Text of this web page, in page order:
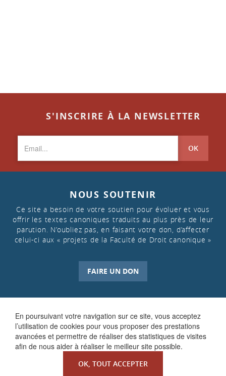
En poursuivant votre navigation sur ce site, vous acceptez
l’utilisation de cookies pour vous proposer des prestations
avancées et permettre de réaliser des statistiques de visites
afin de nous aider à réaliser le meilleur site possible.
OK, TOUT ACCEPTER
S'INSCRIRE À LA NEWSLETTER
OK
NOUS SOUTENIR
Ce site a besoin de votre soutien pour évoluer et vous
offrir les textes canoniques traduits au plus près de leur
parution. N’oubliez pas, en faisant votre don, d’affecter
celui-ci aux « projets de la Faculté de Droit canonique »
FAIRE UN DON